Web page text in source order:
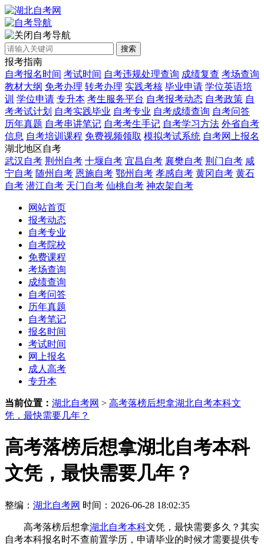
自考导航
搜索
报考指南
自考报名时间 考试时间 自考违规处理查询 成绩复查 考场查询
教材大纲 免考办理 转考办理 实践考核 毕业申请 学位英语培
训 学位申请 专升本 考生服务平台 自考报考动态 自考政策 自
考考试计划 自考实践毕业 自考专业 自考成绩查询 自考问答
历年真题 自考串讲笔记 自考考生手记 自考学习方法 外省自考
信息 自考培训课程 免费视频领取 模拟考试系统 自考网上报名
湖北地区自考
武汉自考 荆州自考 十堰自考 宜昌自考 襄樊自考 荆门自考 咸
宁自考 随州自考 恩施自考 鄂州自考 孝感自考 黄冈自考 黄石
自考 潜江自考 天门自考 仙桃自考 神农架自考
网站首页
报考动态
自考专业
自考院校
免费课程
考场查询
成绩查询
自考问答
历年真题
自考笔记
报名时间
考试时间
网上报名
成人高考
专升本
当前位置： 湖北自考网 > 高考落榜后想拿湖北自考本科文
凭，最快需要几年？
高考落榜后想拿湖北自考本科
文凭，最快需要几年？
整编： 湖北自考网 时间：2026-06-28 18:02:35
高考落榜后想拿湖北自考本科文凭，最快需要多久？其实
自考本科报名时不查前置学历，申请毕业的时候才需要提供专